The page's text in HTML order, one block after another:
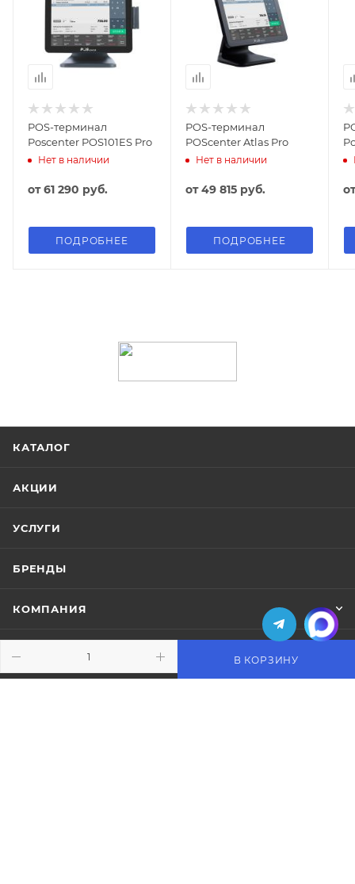
В КОРЗИНУ
POS-терминал
Poscenter POS101ES Pro
Нет в наличии
от61 290 руб.
ПОДРОБНЕЕ
POS-терминал
POScenter Atlas Pro
Нет в наличии
от49 815 руб.
ПОДРОБНЕЕ
КАТАЛОГ
АКЦИИ
УСЛУГИ
БРЕНДЫ
КОМПАНИЯ